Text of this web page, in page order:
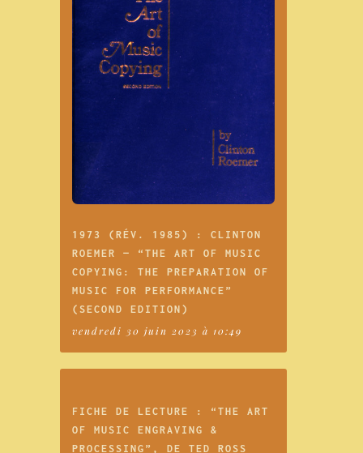
1973 (RÉV. 1985) : CLINTON
ROEMER — “THE ART OF MUSIC
COPYING: THE PREPARATION OF
MUSIC FOR PERFORMANCE”
(SECOND EDITION)
vendredi 30 juin 2023 à 10:49
FICHE DE LECTURE : “THE ART
OF MUSIC ENGRAVING &
PROCESSING”, DE TED ROSS